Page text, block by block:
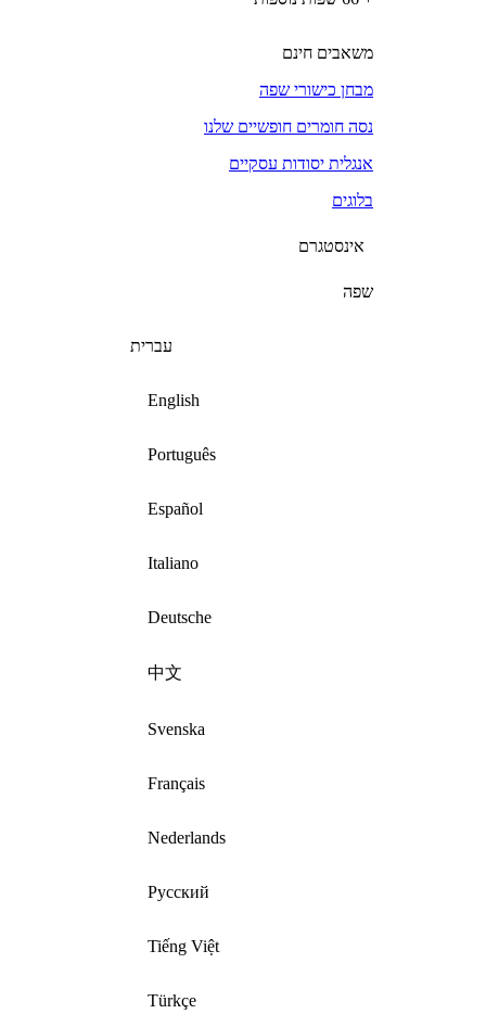
משאבים חינם
מבחן כישורי שפה
נסה חומרים חופשיים שלנו
אנגלית יסודות עסקיים
בלוגים
אינסטגרם
שפה
עברית
English
Português
Español
Italiano
Deutsche
中文
Svenska
Français
Nederlands
Русский
Tiếng Việt
Türkçe